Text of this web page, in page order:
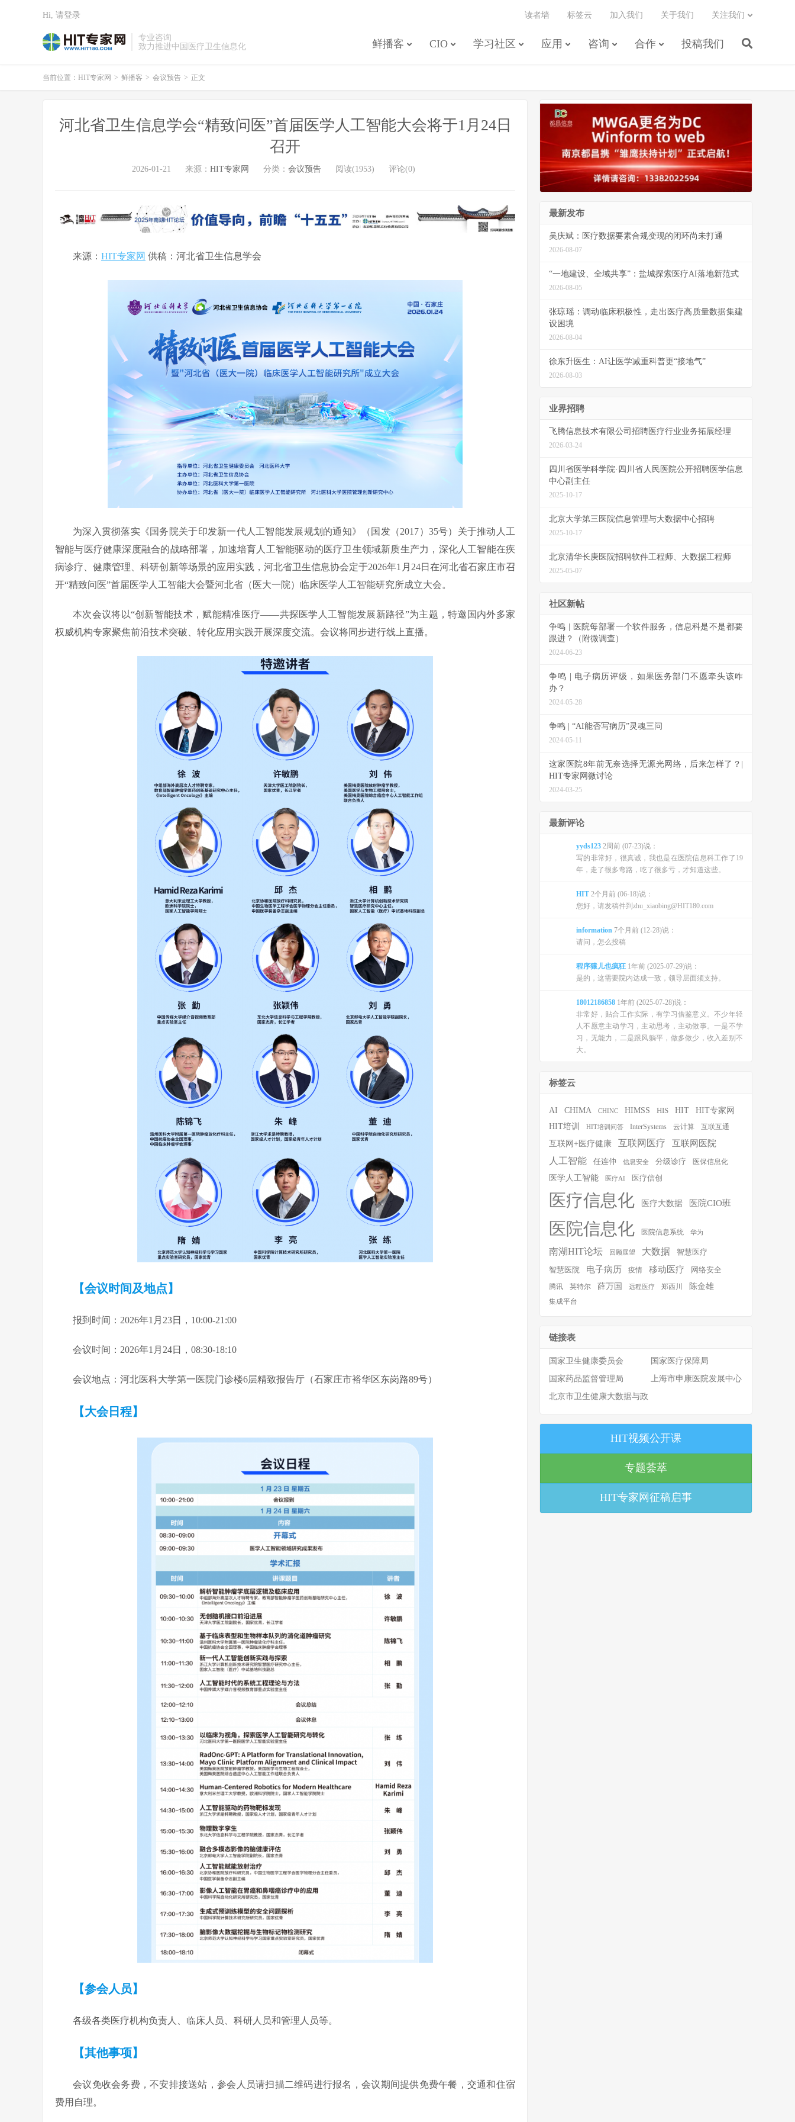
专业咨询
致力推进中国医疗卫生信息化
鲜播客 CIO 学习社区 应用 咨询 合作 投稿我们
读者墙 标签云 加入我们 关于我们 关注我们
Hi, 请登录
当前位置： HIT专家网 > 鲜播客 > 会议预告 > 正文
河北省卫生信息学会“精致问医”首届医学人工智能大会将于1月24日
召开
2026-01-21 来源： HIT专家网 分类： 会议预告 阅读(1953) 评论(0)
来源： HIT专家网 供稿：河北省卫生信息学会
为深入贯彻落实《国务院关于印发新一代人工智能发展规划的通知》（国发（2017）35号）关于推动人工
智能与医疗健康深度融合的战略部署，加速培育人工智能驱动的医疗卫生领域新质生产力，深化人工智能在疾
病诊疗、健康管理、科研创新等场景的应用实践，河北省卫生信息协会定于2026年1月24日在河北省石家庄市召
开“精致问医”首届医学人工智能大会暨河北省（医大一院）临床医学人工智能研究所成立大会。
本次会议将以“创新智能技术，赋能精准医疗——共探医学人工智能发展新路径”为主题，特邀国内外多家
权威机构专家聚焦前沿技术突破、转化应用实践开展深度交流。会议将同步进行线上直播。
【会议时间及地点】
报到时间：2026年1月23日，10:00-21:00
会议时间：2026年1月24日，08:30-18:10
会议地点：河北医科大学第一医院门诊楼6层精致报告厅（石家庄市裕华区东岗路89号）
【大会日程】
【参会人员】
各级各类医疗机构负责人、临床人员、科研人员和管理人员等。
【其他事项】
会议免收会务费，不安排接送站，参会人员请扫描二维码进行报名，会议期间提供免费午餐，交通和住宿
费用自理。
最新发布
吴庆斌：医疗数据要素合规变现的闭环尚未打通
2026-08-07
“一地建设、全域共享”：盐城探索医疗AI落地新范式
2026-08-05
张琼瑶：调动临床积极性，走出医疗高质量数据集建
设困境
2026-08-04
徐东升医生：AI让医学减重科普更“接地气”
2026-08-03
业界招聘
飞腾信息技术有限公司招聘医疗行业业务拓展经理
2026-03-24
四川省医学科学院·四川省人民医院公开招聘医学信息
中心副主任
2025-10-17
北京大学第三医院信息管理与大数据中心招聘
2025-10-17
北京清华长庚医院招聘软件工程师、大数据工程师
2025-05-07
社区新帖
争鸣 | 医院每部署一个软件服务，信息科是不是都要
跟进？（附微调查）
2024-06-23
争鸣 | 电子病历评级，如果医务部门不愿牵头该咋
办？
2024-05-28
争鸣 | “AI能否写病历”灵魂三问
2024-05-11
这家医院8年前无奈选择无源光网络，后来怎样了？|
HIT专家网微讨论
2024-03-25
最新评论
yyds123 2周前 (07-23)说：
写的非常好，很真诚，我也是在医院信息科工作了19
年，走了很多弯路，吃了很多亏，才知道这些。
HIT 2个月前 (06-18)说：
您好，请发稿件到zhu_xiaobing@HIT180.com
information 7个月前 (12-28)说：
请问，怎么投稿
程序猿儿也疯狂 1年前 (2025-07-29)说：
是的，这需要院内达成一致，领导层面须支持。
18012186858 1年前 (2025-07-28)说：
非常好，贴合工作实际，有学习借鉴意义。不少年轻
人不愿意主动学习，主动思考，主动做事。一是不学
习，无能力，二是跟风躺平，做多做少，收入差别不
大。
标签云
AI CHIMA CHINC HIMSS HIS HIT HIT专家网
HIT培训 HIT培训问答 InterSystems 云计算 互联互通
互联网+医疗健康 互联网医疗 互联网医院
人工智能 任连仲 信息安全 分级诊疗 医保信息化
医学人工智能 医疗AI 医疗信创
医疗信息化 医疗大数据 医院CIO班
医院信息化 医院信息系统 华为
南湖HIT论坛 回顾展望 大数据 智慧医疗
智慧医院 电子病历 疫情 移动医疗
网络安全
腾讯
英特尔 薛万国 远程医疗 郑西川 陈金雄
集成平台
链接表
国家卫生健康委员会
国家医疗保障局
国家药品监督管理局
上海市申康医院发展中心
北京市卫生健康大数据与政
HIT视频公开课
专题荟萃
HIT专家网征稿启事